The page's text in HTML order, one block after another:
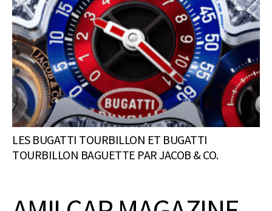
LES BUGATTI TOURBILLON ET BUGATTI
TOURBILLON BAGUETTE PAR JACOB & CO.